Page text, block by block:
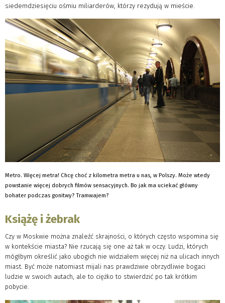
siedemdziesięciu ośmiu miliarderów, którzy rezydują w mieście.
Metro. Więcej metra! Chcę choć z kilometra metra u nas, w Polszy. Może wtedy
powstanie więcej dobrych filmów sensacyjnych. Bo jak ma uciekać główny
bohater podczas gonitwy? Tramwajem?
Książę i żebrak
Czy w Moskwie można znaleźć skrajności, o których często wspomina się
w kontekście miasta? Nie rzucają się one aż tak w oczy. Ludzi, których
mógłbym określić jako ubogich nie widziałem więcej niż na ulicach innych
miast. Być może natomiast mijali nas prawdziwie obrzydliwie bogaci
ludzie w swoich autach, ale to ciężko to stwierdzić po tak krótkim
pobycie.